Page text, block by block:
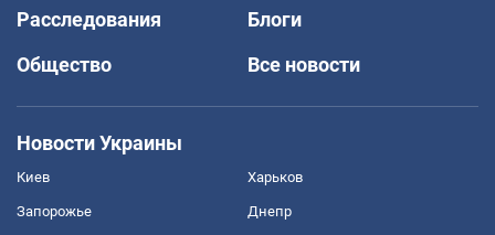
Расследования
Блоги
Общество
Все новости
Новости Украины
Киев Харьков
Запорожье Днепр